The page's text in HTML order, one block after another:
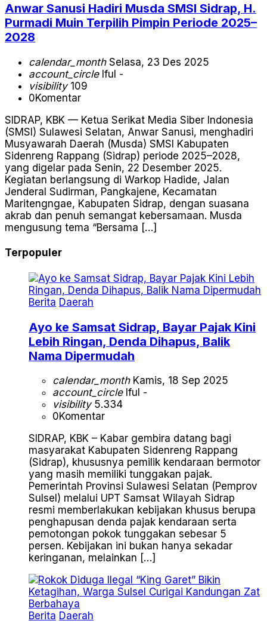
Anwar Sanusi Hadiri Musda SMSI Sidrap, H.
Purmadi Muin Terpilih Pimpin Periode 2025–
2028
calendar_monthSelasa, 23 Des 2025
account_circleIful -
visibility109
0Komentar
SIDRAP, KBK — Ketua Serikat Media Siber Indonesia
(SMSI) Sulawesi Selatan, Anwar Sanusi, menghadiri
Musyawarah Daerah (Musda) SMSI Kabupaten
Sidenreng Rappang (Sidrap) periode 2025–2028,
yang digelar pada Senin, 22 Desember 2025.
Kegiatan berlangsung di Warkop Hadide, Jalan
Jenderal Sudirman, Pangkajene, Kecamatan
Maritengngae, Kabupaten Sidrap, dengan suasana
akrab dan penuh semangat kebersamaan. Musda
mengusung tema “Bersama […]
Terpopuler
Berita Daerah
Ayo ke Samsat Sidrap, Bayar Pajak Kini
Lebih Ringan, Denda Dihapus, Balik
Nama Dipermudah
calendar_monthKamis, 18 Sep 2025
account_circleIful -
visibility5.334
0Komentar
SIDRAP, KBK – Kabar gembira datang bagi
masyarakat Kabupaten Sidenreng Rappang
(Sidrap), khususnya pemilik kendaraan bermotor
yang masih memiliki tunggakan pajak.
Pemerintah Provinsi Sulawesi Selatan (Pemprov
Sulsel) melalui UPT Samsat Wilayah Sidrap
resmi memberlakukan kebijakan khusus berupa
penghapusan denda pajak kendaraan serta
pemotongan pokok tunggakan sebesar 5
persen. Kebijakan ini bukan hanya sekadar
keringanan, melainkan […]
Berita Daerah